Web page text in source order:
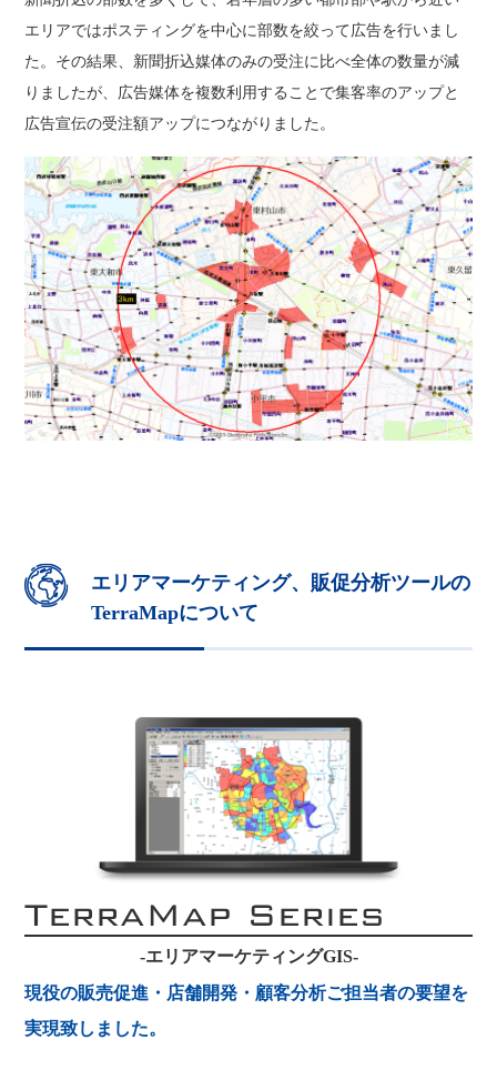
エリアではポスティングを中心に部数を絞って広告を行いまし
た。その結果、新聞折込媒体のみの受注に比べ全体の数量が減
りましたが、広告媒体を複数利用することで集客率のアップと
広告宣伝の受注額アップにつながりました。
エリアマーケティング、販促分析ツールの
TerraMapについて
TerraMap Series
-エリアマーケティングGIS-
現役の販売促進・店舗開発・顧客分析ご担当者の要望を
実現致しました。